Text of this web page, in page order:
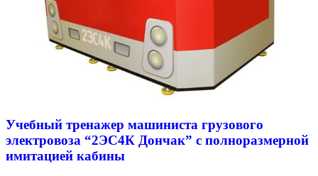
Учебный тренажер машиниста грузового
электровоза “2ЭС4К Дончак” с полноразмерной
имитацией кабины